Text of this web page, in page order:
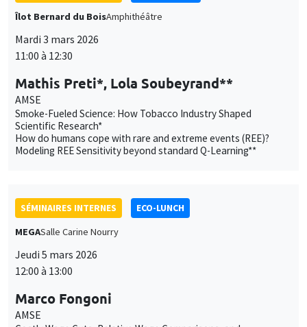
Îlot Bernard du BoisAmphithéâtre
Mardi 3 mars 2026
11:00 à 12:30
Mathis Preti*, Lola Soubeyrand**
AMSE
Smoke-Fueled Science: How Tobacco Industry Shaped
Scientific Research*
How do humans cope with rare and extreme events (REE)?
Modeling REE Sensitivity beyond standard Q-Learning**
SÉMINAIRES INTERNES
ECO-LUNCH
MEGASalle Carine Nourry
Jeudi 5 mars 2026
12:00 à 13:00
Marco Fongoni
AMSE